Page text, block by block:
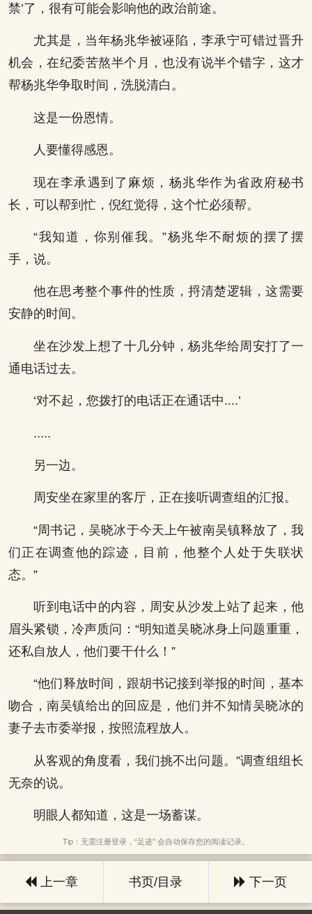
禁’了，很有可能会影响他的政治前途。
尤其是，当年杨兆华被诬陷，李承宁可错过晋升
机会，在纪委苦熬半个月，也没有说半个错字，这才
帮杨兆华争取时间，洗脱清白。
这是一份恩情。
人要懂得感恩。
现在李承遇到了麻烦，杨兆华作为省政府秘书
长，可以帮到忙，倪红觉得，这个忙必须帮。
“我知道，你别催我。”杨兆华不耐烦的摆了摆
手，说。
他在思考整个事件的性质，捋清楚逻辑，这需要
安静的时间。
坐在沙发上想了十几分钟，杨兆华给周安打了一
通电话过去。
‘对不起，您拨打的电话正在通话中....’
.....
另一边。
周安坐在家里的客厅，正在接听调查组的汇报。
“周书记，吴晓冰于今天上午被南吴镇释放了，我
们正在调查他的踪迹，目前，他整个人处于失联状
态。”
听到电话中的内容，周安从沙发上站了起来，他
眉头紧锁，冷声质问：“明知道吴晓冰身上问题重重，
还私自放人，他们要干什么！”
“他们释放时间，跟胡书记接到举报的时间，基本
吻合，南吴镇给出的回应是，他们并不知情吴晓冰的
妻子去市委举报，按照流程放人。
从客观的角度看，我们挑不出问题。”调查组组长
无奈的说。
明眼人都知道，这是一场蓄谋。
Tip：无需注册登录，“足迹” 会自动保存您的阅读记录。
上一章 书页/目录 下一页